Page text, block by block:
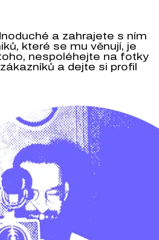
a zahrajete s ním
které se mu věnují, je
nespoléhejte na fotky
a dejte si profil